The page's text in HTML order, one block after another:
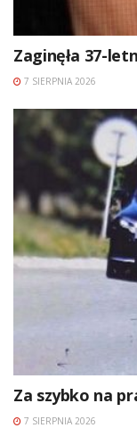
Zaginęła 37-
7 SIERPNIA 2026
Za szybko na
7 SIERPNIA 2026